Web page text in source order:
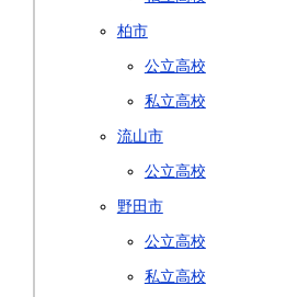
柏市
公立高校
私立高校
流山市
公立高校
野田市
公立高校
私立高校